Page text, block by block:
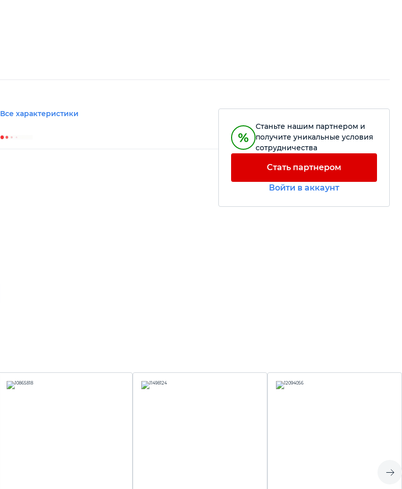
Все характеристики
Станьте нашим партнером и
получите уникальные условия
сотрудничества
Стать партнером
Войти в аккаунт